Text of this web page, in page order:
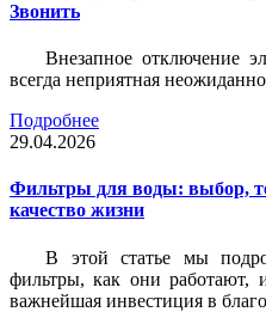
Звонить
Внезапное отключение
всегда неприятная
Подробнее
29.04.2026
Фильтры для воды: выбор,
качество жизни
В этой статье мы
фильтры, как они
важнейшая инвестиция в